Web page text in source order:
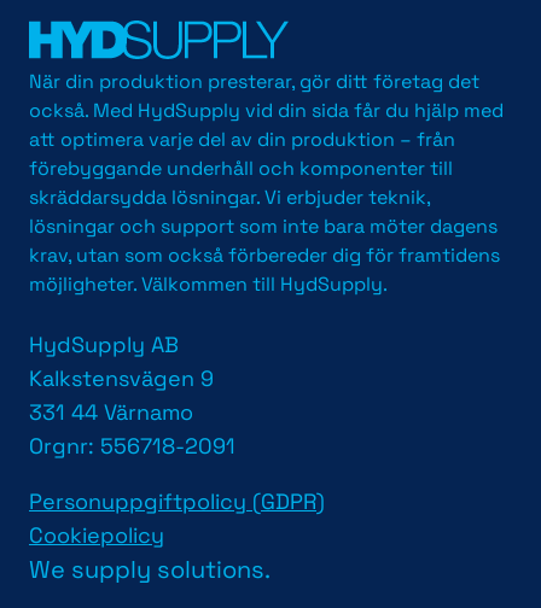
När din produktion presterar, gör ditt företag det
också. Med HydSupply vid din sida får du hjälp med
att optimera varje del av din produktion – från
förebyggande underhåll och komponenter till
skräddarsydda lösningar. Vi erbjuder teknik,
lösningar och support som inte bara möter dagens
krav, utan som också förbereder dig för framtidens
möjligheter. Välkommen till HydSupply.
HydSupply AB
Kalkstensvägen 9
331 44 Värnamo
Orgnr: 556718-2091
Personuppgiftpolicy (GDPR)
Cookiepolicy
We supply solutions.